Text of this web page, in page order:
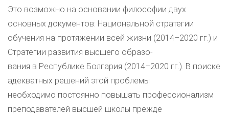
Это возможно на основании философии двух
основных документов: Национальной стратегии
обучения на протяжении всей жизни (2014–2020 гг.) и
Стратегии развития высшего образо-
вания в Республике Болгария (2014–2020 гг.). В поиске
адекватных решений этой проблемы
необходимо постоянно повышать профессионализм
преподавателей высшей школы прежде